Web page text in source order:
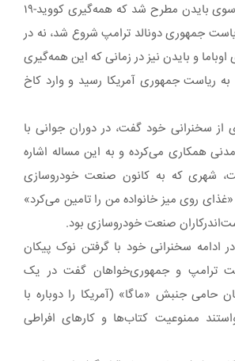
این گاف در حالی از سوی بایدن مطرح شد که همه‌گیری کووید-۱۹
جمهوری دونالد ترامپ شروع شد، نه در
و بایدن نیز در زمانی که این همه‌گیری
به ریاست جمهوری آمریکا رسید و وارد کاخ
از سخنرانی خود گفت، در دوران جوانی با
همکاری می‌کرده و به این مساله اشاره
شهری که به کانون صنعت خودروسازی
روی میز خانواده من را تامین می‌کرد»
صنعت خودروسازی بود.
ادامه سخنرانی خود با گرفتن نوک پیکان
ترامپ و جمهوری‌خواهان گفت در یک
حامی جنبش «ماگا» (آمریکا را دوباره با
ممنوعیت کتاب‌ها و کارهای افراطی